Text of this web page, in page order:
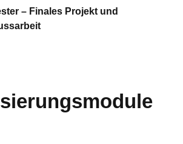
– Finales Projekt und